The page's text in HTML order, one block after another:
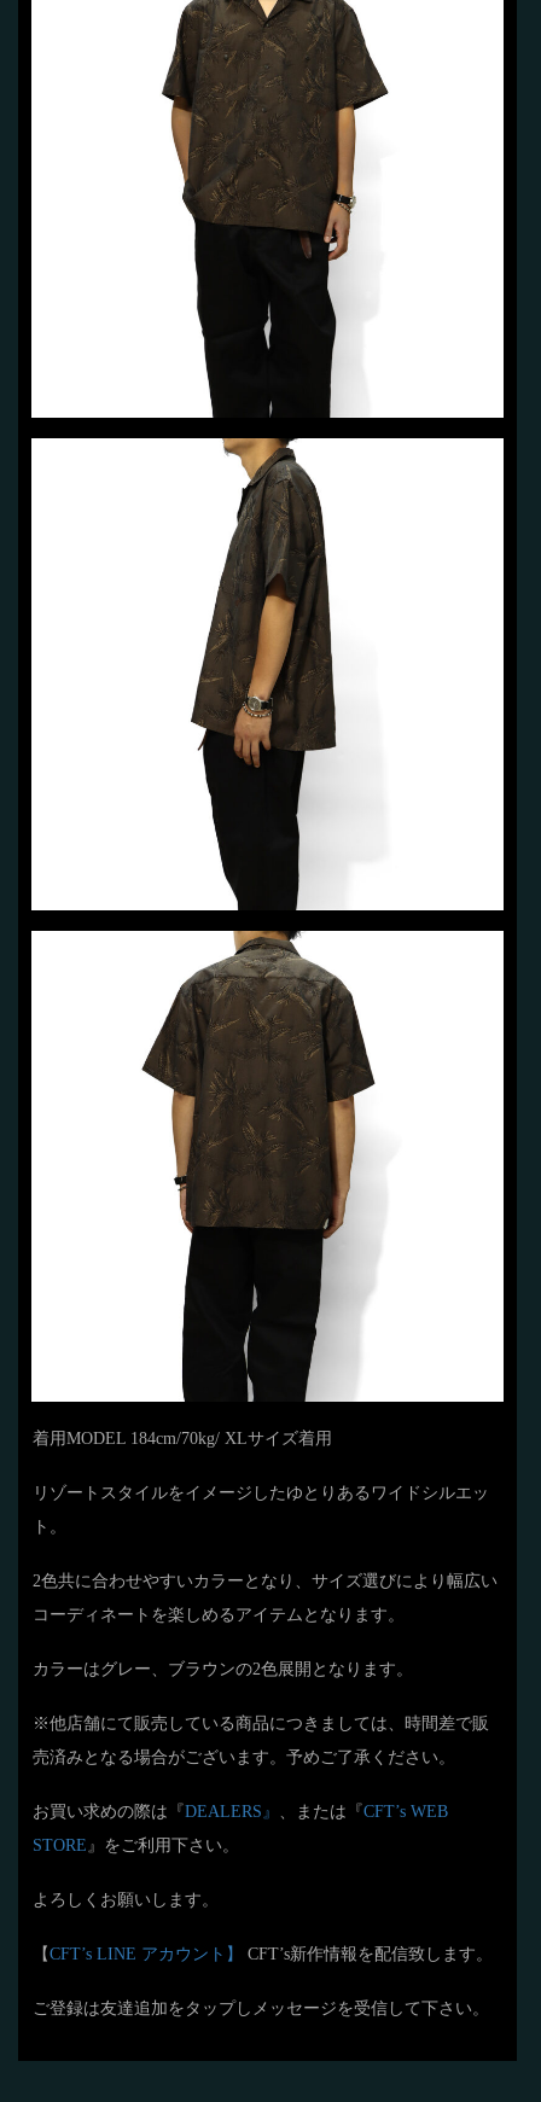
着用MODEL 184cm/70kg/ XLサイズ着用
リゾートスタイルをイメージしたゆとりあるワイドシルエッ
ト。
2色共に合わせやすいカラーとなり、サイズ選びにより幅広い
コーディネートを楽しめるアイテムとなります。
カラーはグレー、ブラウンの2色展開となります。
※他店舗にて販売している商品につきましては、時間差で販
売済みとなる場合がございます。予めご了承ください。
お買い求めの際は『DEALERS』 、または『CFT’s WEB
STORE 』をご利用下さい。
よろしくお願いします。
【CFT’s LINE アカウント】 CFT’s新作情報を配信致します。
ご登録は友達追加をタップしメッセージを受信して下さい。